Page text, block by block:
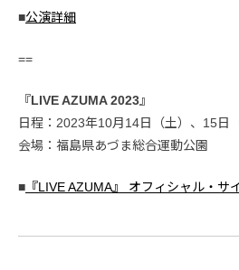
■公演詳細
==
『LIVE AZUMA 2023』
日程：2023年10月14日（土）、15日（
会場：福島県あづま総合運動公園
■ 『LIVE AZUMA』 オフィシャル・サ